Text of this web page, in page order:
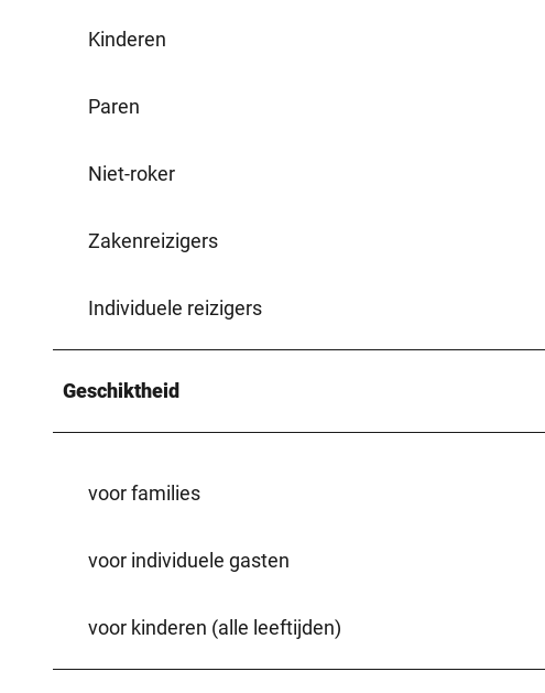
Kinderen
Paren
Niet-roker
Zakenreizigers
Individuele reizigers
Geschiktheid
voor families
voor individuele gasten
voor kinderen (alle leeftijden)